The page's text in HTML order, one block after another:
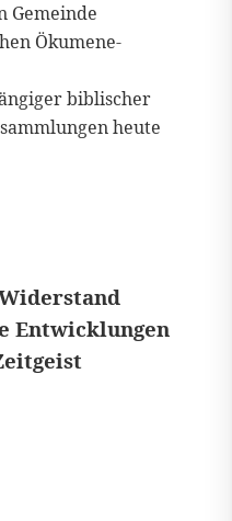
Gemeinde
Ökumene-
biblischer
heute
Entwicklungen